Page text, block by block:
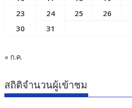
23
24 25 26
30
31
« ก.ค.
สถิติจำนวนผู้เข้าชม